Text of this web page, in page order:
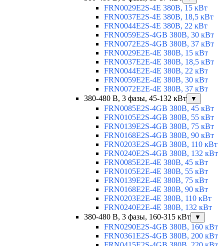
FRN0029E2S-4E 380В, 15 кВт
FRN0037E2S-4E 380В, 18,5 кВт
FRN0044E2S-4E 380В, 22 кВт
FRN0059E2S-4GB 380В, 30 кВт
FRN0072E2S-4GB 380В, 37 кВт
FRN0029E2E-4E 380В, 15 кВт
FRN0037E2E-4E 380В, 18,5 кВт
FRN0044E2E-4E 380В, 22 кВт
FRN0059E2E-4E 380В, 30 кВт
FRN0072E2E-4E 380В, 37 кВт
380-480 В, 3 фазы, 45-132 кВт
▼
FRN0085E2S-4GB 380В, 45 кВт
FRN0105E2S-4GB 380В, 55 кВт
FRN0139E2S-4GB 380В, 75 кВт
FRN0168E2S-4GB 380В, 90 кВт
FRN0203E2S-4GB 380В, 110 кВт
FRN0240E2S-4GB 380В, 132 кВт
FRN0085E2E-4E 380В, 45 кВт
FRN0105E2E-4E 380В, 55 кВт
FRN0139E2E-4E 380В, 75 кВт
FRN0168E2E-4E 380В, 90 кВт
FRN0203E2E-4E 380В, 110 кВт
FRN0240E2E-4E 380В, 132 кВт
380-480 В, 3 фазы, 160-315 кВт
▼
FRN0290E2S-4GB 380В, 160 кВт
FRN0361E2S-4GB 380В, 200 кВт